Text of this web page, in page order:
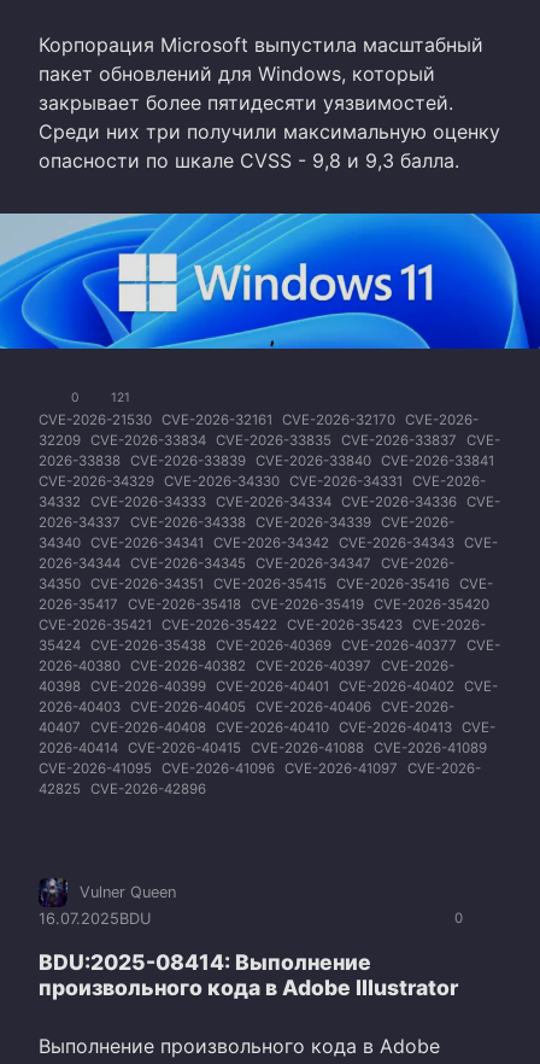
Корпорация Microsoft выпустила масштабный
пакет обновлений для Windows, который
закрывает более пятидесяти уязвимостей.
Среди них три получили максимальную оценку
опасности по шкале CVSS - 9,8 и 9,3 балла.
0 121
CVE-2026-21530 CVE-2026-32161 CVE-2026-32170 CVE-2026-
32209 CVE-2026-33834 CVE-2026-33835 CVE-2026-33837
CVE-
2026-33838 CVE-2026-33839 CVE-2026-33840 CVE-2026-33841
CVE-2026-34329 CVE-2026-34330 CVE-2026-34331
CVE-2026-
34332
CVE-2026-34333 CVE-2026-34334 CVE-2026-34336 CVE-
2026-34337
CVE-2026-34338 CVE-2026-34339 CVE-2026-
34340 CVE-2026-34341 CVE-2026-34342 CVE-2026-34343 CVE-
2026-34344 CVE-2026-34345 CVE-2026-34347
CVE-2026-
34350 CVE-2026-34351 CVE-2026-35415 CVE-2026-35416 CVE-
2026-35417
CVE-2026-35418 CVE-2026-35419 CVE-2026-35420
CVE-2026-35421
CVE-2026-35422 CVE-2026-35423 CVE-2026-
35424 CVE-2026-35438 CVE-2026-40369 CVE-2026-40377
CVE-
2026-40380 CVE-2026-40382 CVE-2026-40397
CVE-2026-
40398 CVE-2026-40399 CVE-2026-40401 CVE-2026-40402
CVE-
2026-40403 CVE-2026-40405 CVE-2026-40406 CVE-2026-
40407
CVE-2026-40408 CVE-2026-40410 CVE-2026-40413 CVE-
2026-40414 CVE-2026-40415 CVE-2026-41088 CVE-2026-41089
CVE-2026-41095
CVE-2026-41096 CVE-2026-41097
CVE-2026-
42825
CVE-2026-42896
0
Vulner Queen
16.07.2025BDU
BDU:2025-08414: Выполнение
произвольного кода в Adobe Illustrator
Выполнение произвольного кода в Adobe